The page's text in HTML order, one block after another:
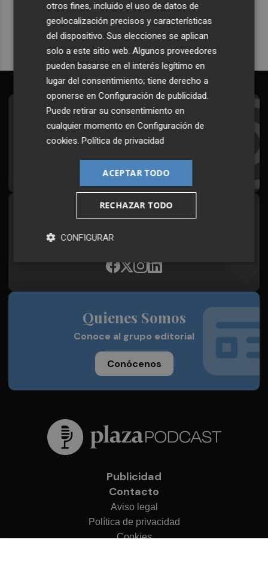
Quiero suscribirme
Suscríbete al Boletín
Todos los días a primera hora en tu email
Síguenos en redes
Plaza Podcast, desde cualquier medio
Quienes Somos
Conoce al grupo editorial
Conócenos
Publicidad
Contacto
Aviso legal
Política de privacidad
Cookies
otros fines, incluido el uso de datos de
geolocalización precisos y características
del dispositivo. Sus elecciones se aplican
solo a este sitio web. Algunos proveedores
pueden basarse en el interés legítimo en
lugar del consentimiento; tiene derecho a
oponerse enConfiguración de publicidad.
Puede retirar su consentimiento en
cualquier momento enConfiguración de
cookies.Política de privacidad
ACEPTAR TODO
RECHAZAR TODO
CONFIGURAR